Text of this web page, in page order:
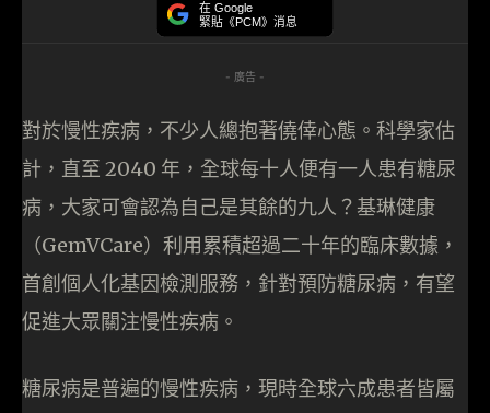
在 Google
緊貼《PCM》消息
- 廣告 -
對於慢性疾病，不少人總抱著僥倖心態。科學家估
計，直至 2040 年，全球每十人便有一人患有糖尿
病，大家可會認為自己是其餘的九人？基琳健康
（GemVCare）利用累積超過二十年的臨床數據，
首創個人化基因檢測服務，針對預防糖尿病，有望
促進大眾關注慢性疾病。
糖尿病是普遍的慢性疾病，現時全球六成患者皆屬